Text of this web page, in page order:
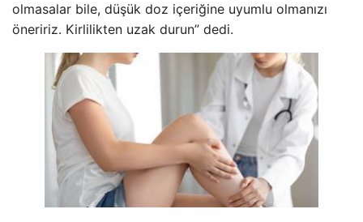
olmasalar bile, düşük doz içeriğine uyumlu olmanızı
öneririz. Kirlilikten uzak durun” dedi.